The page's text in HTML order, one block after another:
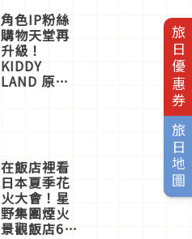
旅日優惠券
旅日地圖
一同給出了
答案
角色IP粉絲
購物天堂再
升級！
KIDDY
LAND 原宿
店3分即達
在飯店裡看
日本夏季花
火大會！星
野集團煙火
景觀飯店6